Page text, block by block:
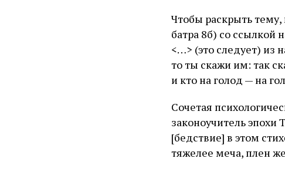
Чтобы раскрыть тему,
батра 8б) со ссылкой
<…> (это следует) из
то ты скажи им: так
и кто на голод — на
Сочетая
законоучитель
[бедствие] в этом
тяжелее меча, плен